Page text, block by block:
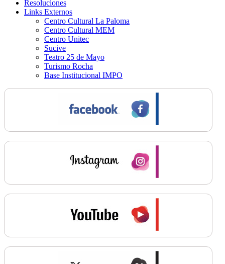
Resoluciones
Links Externos
Centro Cultural La Paloma
Centro Cultural MEM
Centro Unitec
Sucive
Teatro 25 de Mayo
Turismo Rocha
Base Institucional IMPO